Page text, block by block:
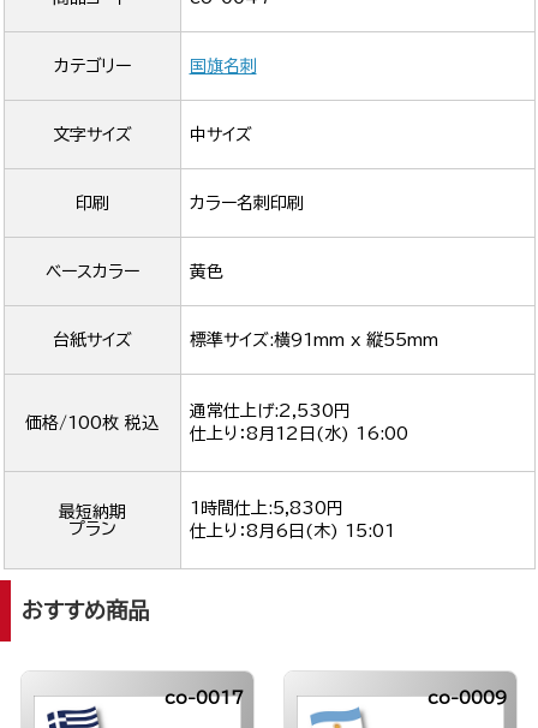
カテゴリー 国旗名刺
文字サイズ 中サイズ
印刷 カラー名刺印刷
ベースカラー 黄色
台紙サイズ 標準サイズ:横91mm x 縦55mm
価格/100枚 税込
通常仕上げ:2,530円
仕上り：8月12日(水) 16:00
最短納期
プラン
1時間仕上:5,830円
仕上り：8月6日(木) 15:01
おすすめ商品
co-0017 co-0009